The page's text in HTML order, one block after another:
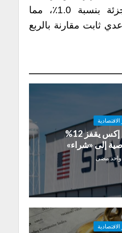
أحجام مبيعات التجزئة بنسبة 1.0٪، مما
ثابت مقارنة بالربع
الاقتصادية
سهم سبيس إكس يقفز 12%
إلى «شراء»
واحد مضى
الاقتصادية